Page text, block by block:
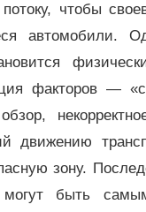
чтобы
автомобили.
факторов —
движению
зону.
могут быть